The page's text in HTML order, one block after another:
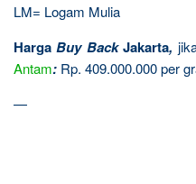
LM= Logam Mulia
HargaBuy BackJakarta,
Antam: Rp. 409.000.000 per
—